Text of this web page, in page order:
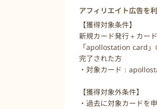
アフィリエイト広告を
【獲得対象条件】
新規カード発行＋カー
「apollostation card
完了された方
・対象カード：
【獲得対象外条件】
・過去に対象カードを